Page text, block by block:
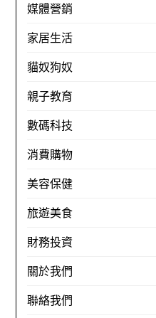
媒體營銷
家居生活
貓奴狗奴
親子教育
數碼科技
消費購物
美容保健
旅遊美食
財務投資
關於我們
聯絡我們